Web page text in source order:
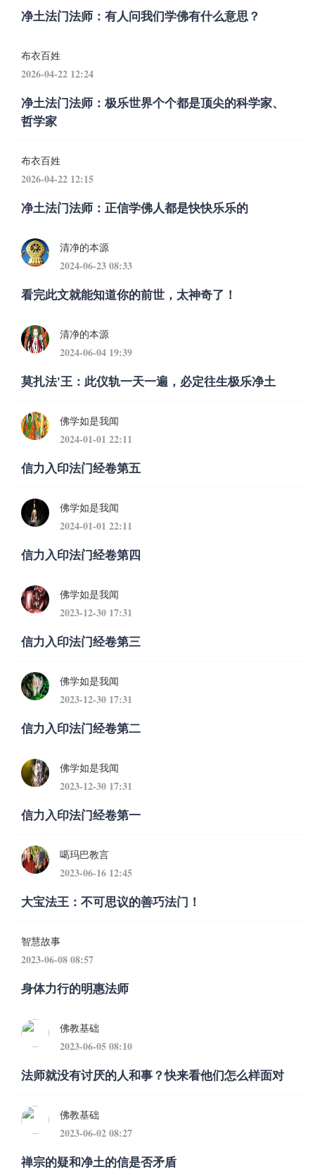
净土法门法师：有人问我们学佛有什么意思？
布衣百姓
2026-04-22 12:24
净土法门法师：极乐世界个个都是顶尖的科学家、
哲学家
布衣百姓
2026-04-22 12:15
净土法门法师：正信学佛人都是快快乐乐的
清净的本源
2024-06-23 08:33
看完此文就能知道你的前世，太神奇了！
清净的本源
2024-06-04 19:39
莫扎法'王：此仪轨一天一遍，必定往生极乐净土
佛学如是我闻
2024-01-01 22:11
信力入印法门经卷第五
佛学如是我闻
2024-01-01 22:11
信力入印法门经卷第四
佛学如是我闻
2023-12-30 17:31
信力入印法门经卷第三
佛学如是我闻
2023-12-30 17:31
信力入印法门经卷第二
佛学如是我闻
2023-12-30 17:31
信力入印法门经卷第一
噶玛巴教言
2023-06-16 12:45
大宝法王：不可思议的善巧法门！
智慧故事
2023-06-08 08:57
身体力行的明惠法师
佛教基础
2023-06-05 08:10
法师就没有讨厌的人和事？快来看他们怎么样面对
佛教基础
2023-06-02 08:27
禅宗的疑和净土的信是否矛盾